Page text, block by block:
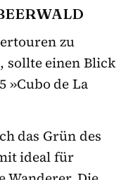
zu
sollte einen Blick
»Cubo de La
das Grün des
ideal für